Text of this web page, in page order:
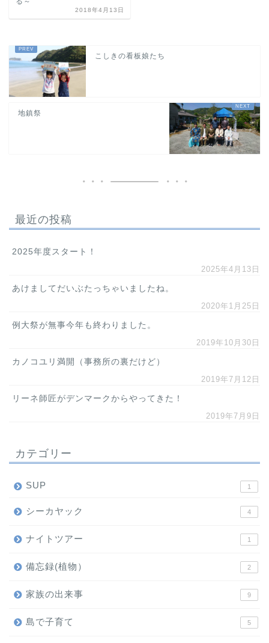
2018年4月13日
こしきの看板娘たち
地鎮祭
最近の投稿
2025年度スタート！
2025年4月13日
あけましてだいぶたっちゃいましたね。
2020年1月25日
例大祭が無事今年も終わりました。
2019年10月30日
カノコユリ満開（事務所の裏だけど）
2019年7月12日
リーネ師匠がデンマークからやってきた！
2019年7月9日
カテゴリー
SUP 1
シーカヤック 4
ナイトツアー 1
備忘録(植物） 2
家族の出来事 9
島で子育て 5